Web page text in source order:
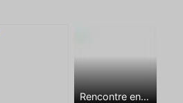
Rencontre entre mecs